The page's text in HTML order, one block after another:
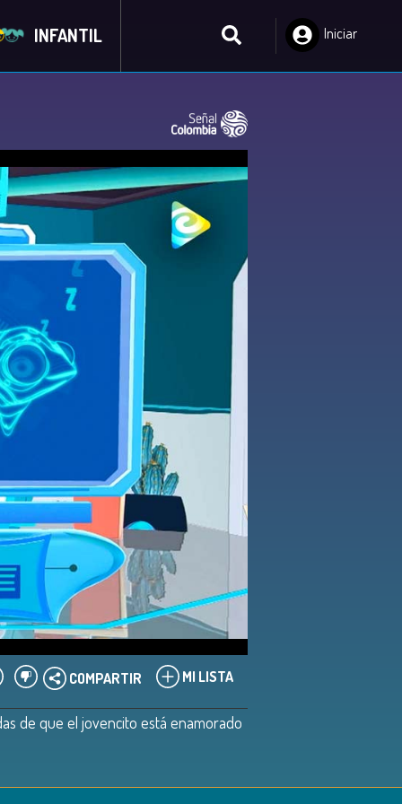
INFANTIL
Iniciar
MI LISTA
COMPARTIR
de que el jovencito está enamorado